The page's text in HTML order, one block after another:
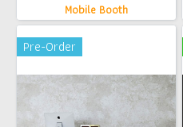
Mobile Booth
Pre-Order